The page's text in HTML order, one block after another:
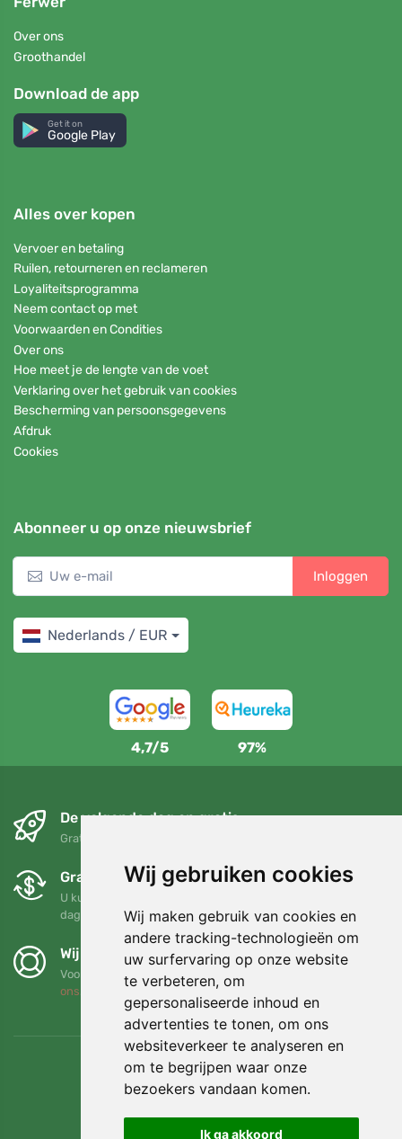
Wij gebruiken cookies
Wij maken gebruik van cookies en
andere tracking-technologieën om
uw surfervaring op onze website
te verbeteren, om
gepersonaliseerde inhoud en
advertenties te tonen, om ons
websiteverkeer te analyseren en
om te begrijpen waar onze
bezoekers vandaan komen.
Ik ga akkoord
Over ons
Groothandel
Download de app
Get it on
Google Play
Alles over kopen
Vervoer en betaling
Ruilen, retourneren en reclameren
Loyaliteitsprogramma
Neem contact op met
Voorwaarden en Condities
Over ons
Hoe meet je de lengte van de voet
Verklaring over het gebruik van cookies
Bescherming van persoonsgegevens
Afdruk
Cookies
Abonneer u op onze nieuwsbrief
Inloggen
Nederlands / EUR
4,7/5 97%
De volgende dag en gratis
Gratis verzending voor bestellingen boven 95 EUR
Gratis ruilen en retourneren
U kunt uw bestelling op elk gewenst moment binnen 90
dagen retourneren of ruilen
Wij steunen Trees.org
Voor elke bestelling planten we een boom! Lees meer
ons